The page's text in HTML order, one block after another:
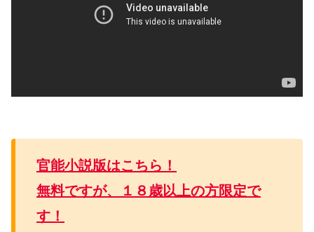
官能小説版はこちら！
無料ですが、１８歳以上の方限定で
す！